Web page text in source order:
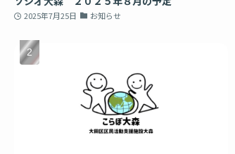
2025年7月25日 お知らせ